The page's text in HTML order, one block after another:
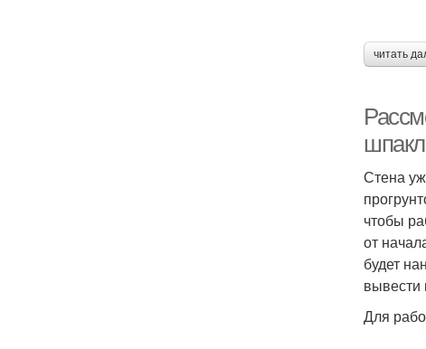
читать
Стена
чтобы
от
будет
вывести
Для